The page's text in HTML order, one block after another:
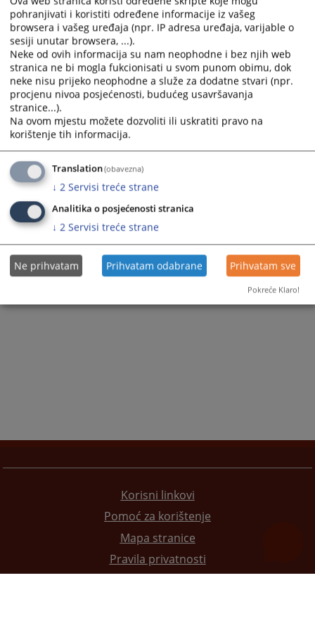
Prikazana vijest je na: Srpski jezik
Prateći dokumenti
EVIDENCIJA REALIZACIJE POSLOVNIH UGOVORA
295PREGLEDA
Korisni linkovi
Pomoć za korištenje
Mapa stranice
Pravila privatnosti
pohranjivati i koristiti određene informacije iz vašeg
browsera i vašeg uređaja (npr. IP adresa uređaja, varijable o
sesiji unutar browsera, ...).
Neke od ovih informacija su nam neophodne i bez njih web
stranica ne bi mogla fukcionisati u svom punom obimu, dok
neke nisu prijeko neophodne a služe za dodatne stvari (npr.
procjenu nivoa posjećenosti, budućeg usavršavanja
stranice...).
Na ovom mjestu možete dozvoliti ili uskratiti pravo na
korištenje tih informacija.
Translation(obavezna)
↓ 2 Servisi treće strane
Analitika o posjećenosti stranica
↓ 2 Servisi treće strane
Ne prihvatam Prihvatam odabrane Prihvatam sve
Pokreće Klaro!